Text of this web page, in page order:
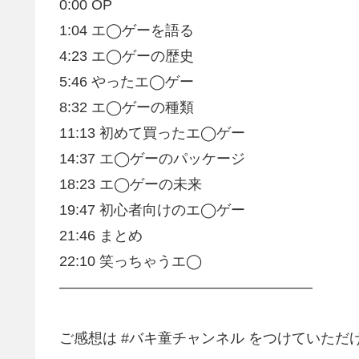
0:00 OP
1:04 エ◯ゲーを語る
4:23 エ◯ゲーの歴史
5:46 やったエ◯ゲー
8:32 エ◯ゲーの種類
11:13 初めて買ったエ◯ゲー
14:37 エ◯ゲーのパッケージ
18:23 エ◯ゲーの未来
19:47 初心者向けのエ◯ゲー
21:46 まとめ
22:10 笑っちゃうエ◯
—————————————————–
ご感想は #バキ童チャンネル をつけていただ